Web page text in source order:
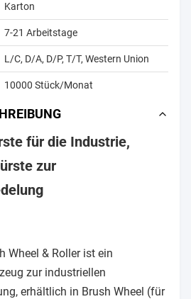
Karton
7-21 Arbeitstage
L/C, D/A, D/P, T/T, Western Union
10000 Stück/Monat
für die Industrie,
zur
Wheel & Roller ist ein
zur industriellen
erhältlich in Brush Wheel (für